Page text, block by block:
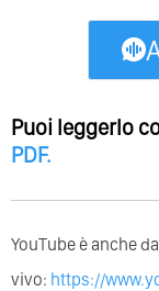
Puoi leggerlo
PDF.
YouTube è anche
vivo: https://